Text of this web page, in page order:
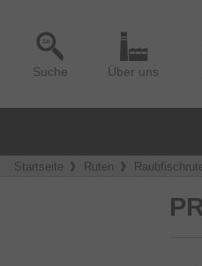
Suche Über uns
Startseite Ruten